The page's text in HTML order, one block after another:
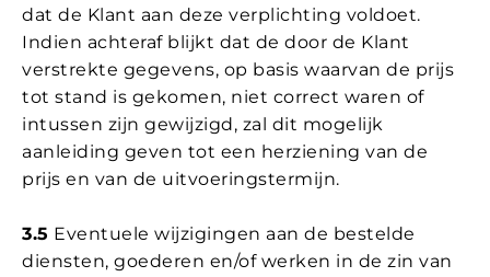
dat de Klant aan deze verplichting voldoet.
Indien achteraf blijkt dat de door de Klant
verstrekte gegevens, op basis waarvan de prijs
tot stand is gekomen, niet correct waren of
intussen zijn gewijzigd, zal dit mogelijk
aanleiding geven tot een herziening van de
prijs en van de uitvoeringstermijn.
3.5 Eventuele wijzigingen aan de bestelde
diensten, goederen en/of werken in de zin van